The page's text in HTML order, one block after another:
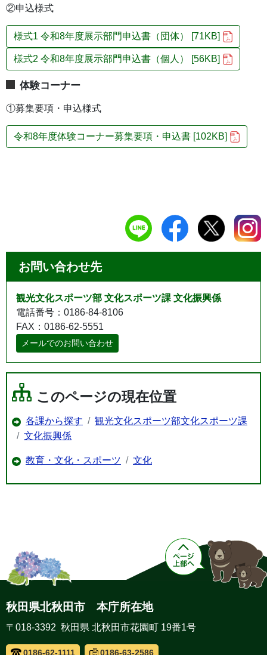
②申込様式
様式1 令和8年度展示部門申込書（団体） [71KB]
様式2 令和8年度展示部門申込書（個人） [56KB]
体験コーナー
①募集要項・申込様式
令和8年度体験コーナー募集要項・申込書 [102KB]
お問い合わせ先
観光文化スポーツ部 文化スポーツ課 文化振興係
電話番号：0186-84-8106
FAX：0186-62-5551
メールでのお問い合わせ
このページの現在位置
各課から探す
観光文化スポーツ部文化スポーツ課
文化振興係
教育・文化・スポーツ 文化
秋田県北秋田市 本庁所在地
〒018-3392 秋田県 北秋田市花園町 19番1号
0186-62-1111 0186-63-2586